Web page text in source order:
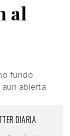
al
fundó
abierta
DIARIA